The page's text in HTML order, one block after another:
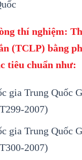
thí nghiệm:
(TCLP) bằng
tiêu chuẩn như:
gia Trung Quốc
2007)
gia Trung Quốc
2007)